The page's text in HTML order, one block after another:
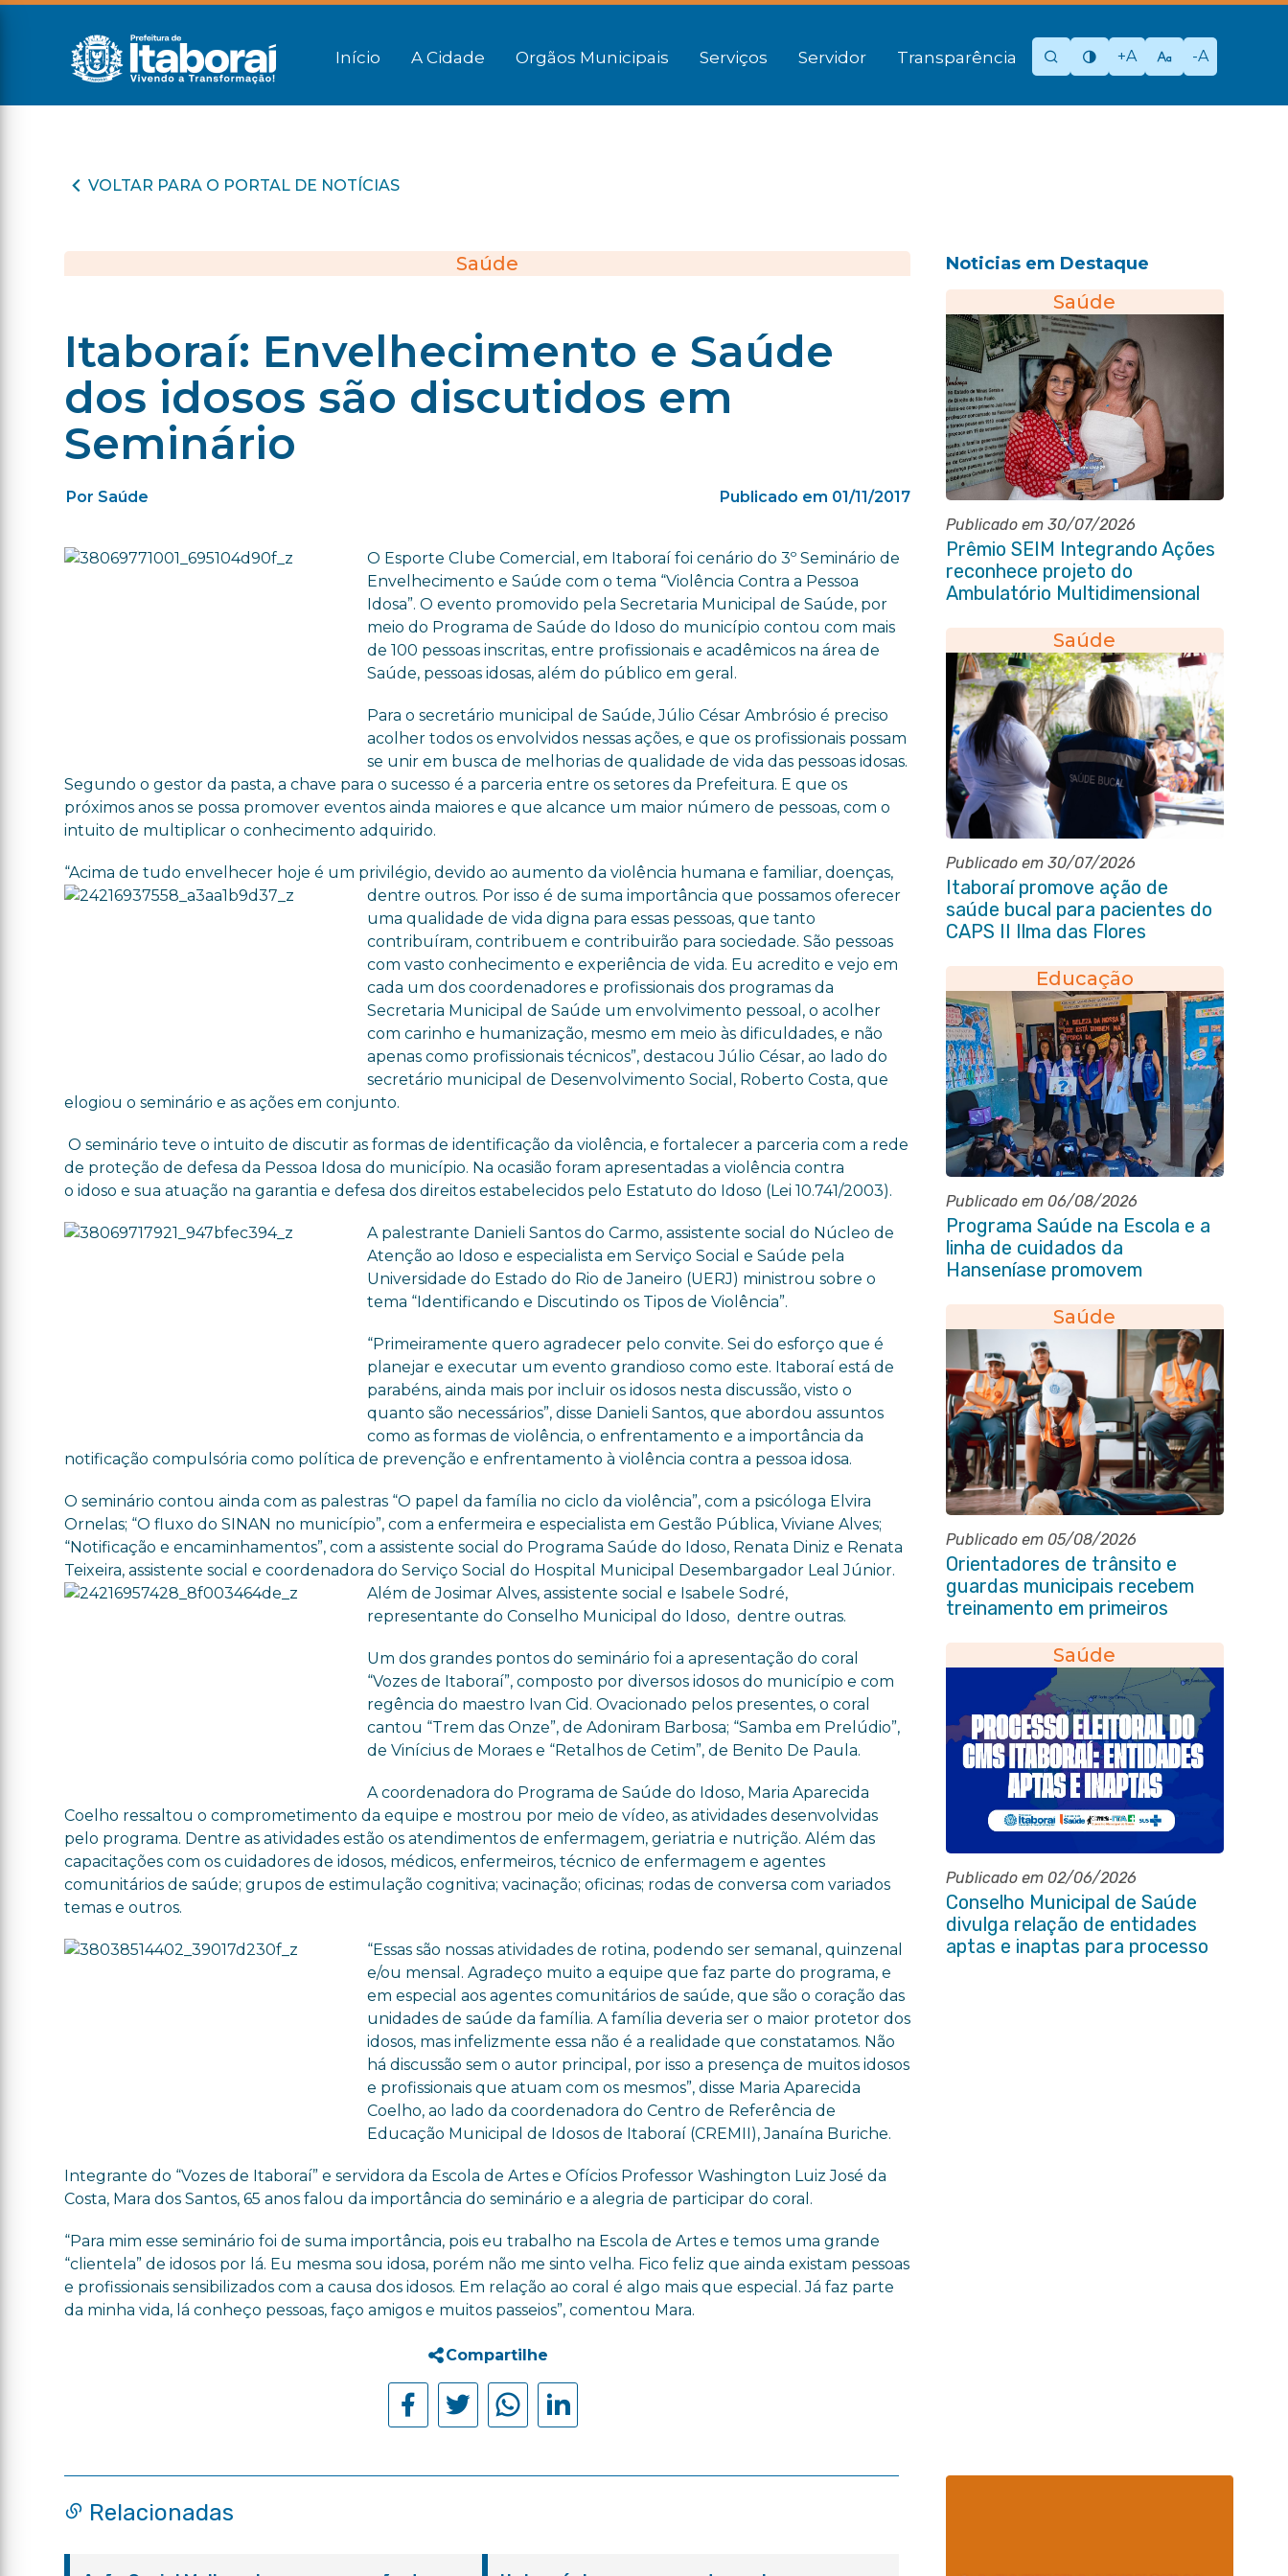
Início A Cidade Orgãos Municipais Serviços Servidor Transparência +A -A
VOLTAR PARA O PORTAL DE NOTÍCIAS
Saúde
Itaboraí: Envelhecimento e Saúde
dos idosos são discutidos em
Seminário
Por Saúde Publicado em 01/11/2017
O Esporte Clube Comercial, em Itaboraí foi cenário do 3º Seminário de
Envelhecimento e Saúde com o tema “Violência Contra a Pessoa
Idosa”. O evento promovido pela Secretaria Municipal de Saúde, por
meio do Programa de Saúde do Idoso do município contou com mais
de 100 pessoas inscritas, entre profissionais e acadêmicos na área de
Saúde, pessoas idosas, além do público em geral.
Para o secretário municipal de Saúde, Júlio César Ambrósio é preciso
acolher todos os envolvidos nessas ações, e que os profissionais possam
se unir em busca de melhorias de qualidade de vida das pessoas idosas.
Segundo o gestor da pasta, a chave para o sucesso é a parceria entre os setores da Prefeitura. E que os
próximos anos se possa promover eventos ainda maiores e que alcance um maior número de pessoas, com o
intuito de multiplicar o conhecimento adquirido.
“Acima de tudo envelhecer hoje é um privilégio, devido ao aumento da violência humana e familiar, doenças,
dentre outros. Por isso é de sumaimportância que possamos oferecer
uma qualidade de vida digna para essas pessoas, que tanto
contribuíram, contribuem e contribuirão para sociedade. São pessoas
com vasto conhecimento e experiência de vida. Eu acredito e vejo em
cada um dos coordenadores e profissionais dos programas da
Secretaria Municipal de Saúde um envolvimento pessoal, o acolher
com carinho e humanização, mesmo em meio às dificuldades, e não
apenas como profissionais técnicos”, destacou Júlio César, ao lado do
secretário municipal de Desenvolvimento Social, Roberto Costa, que
elogiou o seminário e as ações em conjunto.
Oseminário teve o intuito de discutir as formas de identificação da violência, e fortalecer a parceria com a rede
de proteção de defesa da Pessoa Idosado município. Na ocasião foram apresentadas a violência contra
oidoso e sua atuação na garantia e defesa dos direitos estabelecidos pelo Estatuto do Idoso (Lei 10.741/2003).
A palestrante Danieli Santosdo Carmo, assistente social do Núcleo de
Atenção ao Idoso e especialista em Serviço Social e Saúde pela
Universidade do Estado do Rio de Janeiro (UERJ) ministrou sobre o
tema “Identificando e Discutindo os Tipos de Violência”.
“Primeiramente quero agradecer pelo convite. Sei do esforço que é
planejar e executar um evento grandioso como este. Itaboraí está de
parabéns, ainda mais por incluir os idosos nesta discussão, visto o
quanto são necessários”, disse Danieli Santos, que abordou assuntos
como as formas de violência, o enfrentamento e a importância da
notificação compulsória como política de prevenção e enfrentamento à violência contra a pessoa idosa.
O seminário contou ainda com as palestras “O papel da família no ciclo da violência”, com a psicóloga Elvira
Ornelas; “O fluxo do SINAN no município”, com a enfermeira e especialista em Gestão Pública, Viviane Alves;
“Notificação e encaminhamentos”, com a assistente social do Programa Saúde do Idoso, Renata Diniz e Renata
Teixeira, assistente social e coordenadorado Serviço Socialdo Hospital Municipal Desembargador Leal Júnior.
Além de Josimar Alves, assistente social e Isabele Sodré,
representantedoConselho Municipaldo Idoso, dentre outras.
Um dos grandes pontos do seminário foi a apresentação do coral
“Vozes de Itaboraí”, composto por diversos idosos do município e com
regência do maestro Ivan Cid. Ovacionado pelos presentes, o coral
cantou “Trem das Onze”, de Adoniram Barbosa; “Samba em Prelúdio”,
de Vinícius de Moraes e “Retalhos de Cetim”, de Benito De Paula.
A coordenadora do Programa de Saúde do Idoso, Maria Aparecida
Coelho ressaltou o comprometimento da equipe e mostrou por meio de vídeo, as atividades desenvolvidas
pelo programa. Dentre as atividades estão os atendimentos de enfermagem, geriatria e nutrição. Além das
capacitações com os cuidadores de idosos, médicos, enfermeiros, técnico de enfermagem e agentes
comunitários de saúde; grupos de estimulação cognitiva; vacinação; oficinas; rodas de conversa com variados
temas e outros.
“Essas são nossas atividades de rotina, podendo ser semanal, quinzenal
e/ou mensal. Agradeço muito a equipe que faz parte do programa, e
em especial aos agentes comunitários de saúde, que são o coração das
unidades de saúde da família. A família deveria ser o maior protetor dos
idosos, mas infelizmente essa não é a realidade que constatamos. Não
há discussão sem o autor principal, por isso a presença de muitos idosos
e profissionais que atuam com os mesmos”, disse Maria Aparecida
Coelho, ao lado dacoordenadora do Centro de Referência de
Educação Municipal de Idosos de Itaboraí (CREMII), Janaína Buriche.
Integrante do “Vozes de Itaboraí” e servidora da Escola de Artese Ofícios Professor Washington Luiz José da
Costa, Mara dos Santos, 65 anos falou da importância do seminário e a alegria de participar do coral.
“Para mim esse seminário foi de suma importância, pois eu trabalho na Escola de Artes e temos uma grande
“clientela” de idosos por lá. Eu mesma sou idosa, porém não me sinto velha. Fico feliz que ainda existam pessoas
e profissionais sensibilizados com a causa dos idosos. Em relação ao coral é algo mais que especial. Já faz parte
da minha vida, lá conheço pessoas, faço amigos e muitos passeios”, comentou Mara.
Compartilhe
Noticias em Destaque
Saúde
Publicado em 30/07/2026
Prêmio SEIM Integrando Ações
reconhece projeto do
Ambulatório Multidimensional
Saúde
Publicado em 30/07/2026
Itaboraí promove ação de
saúde bucal para pacientes do
CAPS II Ilma das Flores
Educação
Publicado em 06/08/2026
Programa Saúde na Escola e a
linha de cuidados da
Hanseníase promovem
hanseníase na E.M Adelaide de
Magalhães Seabra
Saúde
Publicado em 05/08/2026
Orientadores de trânsito e
guardas municipais recebem
treinamento em primeiros
Saúde
Publicado em 02/06/2026
Conselho Municipal de Saúde
divulga relação de entidades
aptas e inaptas para processo
Relacionadas